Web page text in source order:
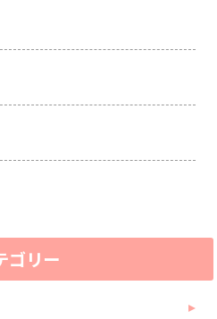
ゴリー